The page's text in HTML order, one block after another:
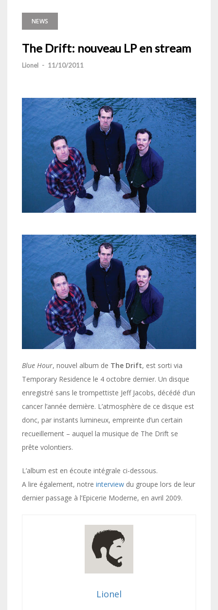
NEWS
The Drift: nouveau LP en stream
Lionel - 11/10/2011
Blue Hour, nouvel album de The Drift, est sorti via
Temporary Residence le 4 octobre dernier. Un disque
enregistré sans le trompettiste Jeff Jacobs, décédé d’un
cancer l’année dernière. L’atmosphère de ce disque est
donc, par instants lumineux, empreinte d’un certain
recueillement – auquel la musique de The Drift se
prête volontiers.
L’album est en écoute intégrale ci-dessous.
A lire également, notre interview du groupe lors de leur
dernier passage à l’Epicerie Moderne, en avril 2009.
Lionel